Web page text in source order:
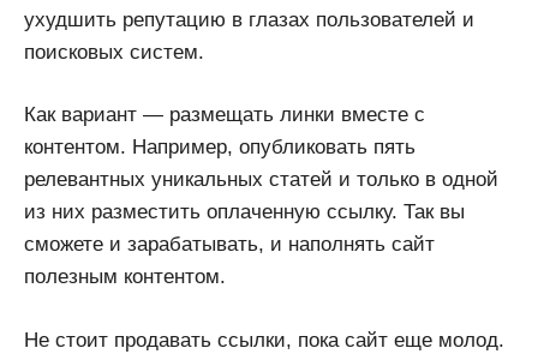
ухудшить репутацию в глазах пользователей и
поисковых систем.
Как вариант — размещать линки вместе с
контентом. Например, опубликовать пять
релевантных уникальных статей и только в одной
из них разместить оплаченную ссылку. Так вы
сможете и зарабатывать, и наполнять сайт
полезным контентом.
Не стоит продавать ссылки, пока сайт еще молод.